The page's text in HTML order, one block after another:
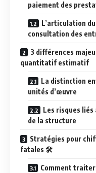
paiement des
L’articulation
consultation des
3 différences
quantitatif estimatif
La distinction
unités d’œuvre
Les risques
de la structure
Stratégies pour
fatales 🛠️
Comment